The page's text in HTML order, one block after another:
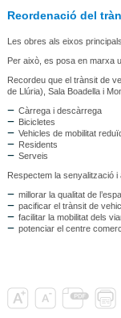
Reordenació del
Les obres als eixos
Per això, es posa en marxa
Recordeu que el trànsit de
de Llúria), Sala Boadella i
Càrrega i descàrrega
Bicicletes
Vehicles de mobilitat
Residents
Serveis
Respectem la senyalització i
millorar la qualitat de
pacificar el trànsit de
facilitar la mobilitat dels
potenciar el centre